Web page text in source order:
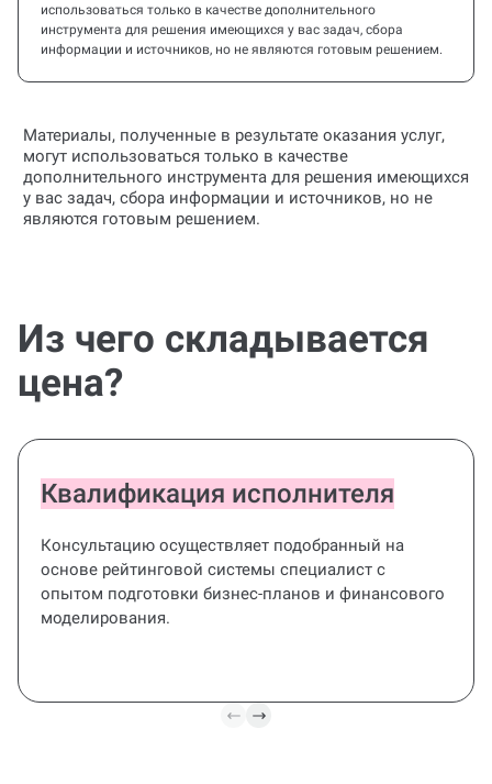
использоваться только в качестве дополнительного
инструмента для решения имеющихся у вас задач, сбора
информации и источников, но не являются готовым решением.
Материалы, полученные в результате оказания услуг,
могут использоваться только в качестве
дополнительного инструмента для решения имеющихся
у вас задач, сбора информации и источников, но не
являются готовым решением.
Из чего складывается
цена?
Квалификация исполнителя
Консультацию осуществляет подобранный на
основе рейтинговой системы специалист с
опытом подготовки бизнес-планов и финансового
моделирования.
консультация